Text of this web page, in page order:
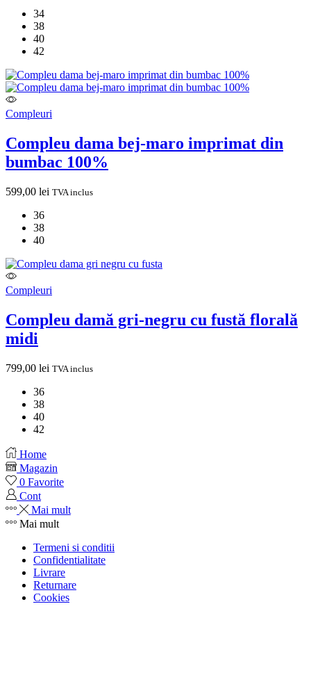
34
38
40
42
Compleuri
Compleu dama bej-maro imprimat din
bumbac 100%
599,00 lei TVA inclus
36
38
40
Compleuri
Compleu damă gri-negru cu fustă florală
midi
799,00 lei TVA inclus
36
38
40
42
Home
Magazin
0 Favorite
Cont
Mai mult
Mai mult
Termeni si conditii
Confidentialitate
Livrare
Returnare
Cookies